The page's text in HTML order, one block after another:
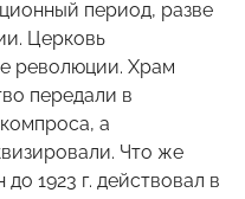
период, разве
Церковь
революции. Храм
передали в
а
Что же
1923 г. действовал в